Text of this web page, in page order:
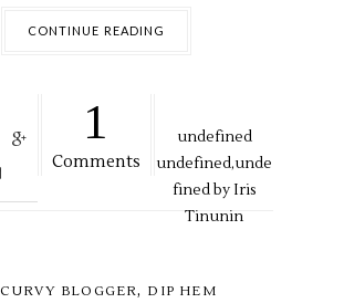
CONTINUE READING
1
Comments
undefined
undefined,unde
fined byIris
Tinunin
CURVY BLOGGER, DIP HEM